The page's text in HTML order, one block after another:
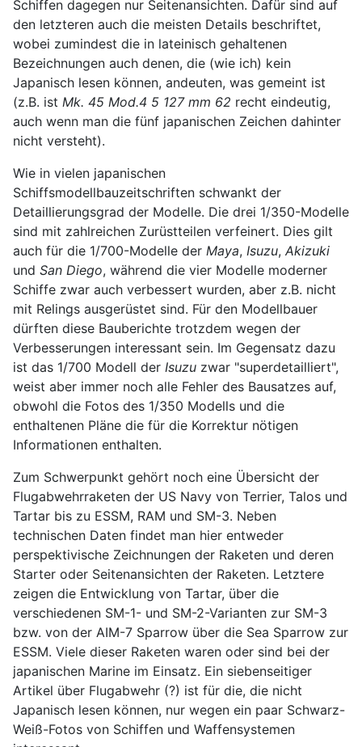
Schiffen dagegen nur Seitenansichten. Dafür sind auf
den letzteren auch die meisten Details beschriftet,
wobei zumindest die in lateinisch gehaltenen
Bezeichnungen auch denen, die (wie ich) kein
Japanisch lesen können, andeuten, was gemeint ist
(z.B. ist Mk. 45 Mod.4 5 127 mm 62 recht eindeutig,
auch wenn man die fünf japanischen Zeichen dahinter
nicht versteht).
Wie in vielen japanischen
Schiffsmodellbauzeitschriften schwankt der
Detaillierungsgrad der Modelle. Die drei 1/350-Modelle
sind mit zahlreichen Zurüstteilen verfeinert. Dies gilt
auch für die 1/700-Modelle der Maya, Isuzu, Akizuki
und San Diego, während die vier Modelle moderner
Schiffe zwar auch verbessert wurden, aber z.B. nicht
mit Relings ausgerüstet sind. Für den Modellbauer
dürften diese Bauberichte trotzdem wegen der
Verbesserungen interessant sein. Im Gegensatz dazu
ist das 1/700 Modell der Isuzu zwar "superdetailliert",
weist aber immer noch alle Fehler des Bausatzes auf,
obwohl die Fotos des 1/350 Modells und die
enthaltenen Pläne die für die Korrektur nötigen
Informationen enthalten.
Zum Schwerpunkt gehört noch eine Übersicht der
Flugabwehrraketen der US Navy von Terrier, Talos und
Tartar bis zu ESSM, RAM und SM-3. Neben
technischen Daten findet man hier entweder
perspektivische Zeichnungen der Raketen und deren
Starter oder Seitenansichten der Raketen. Letztere
zeigen die Entwicklung von Tartar, über die
verschiedenen SM-1- und SM-2-Varianten zur SM-3
bzw. von der AIM-7 Sparrow über die Sea Sparrow zur
ESSM. Viele dieser Raketen waren oder sind bei der
japanischen Marine im Einsatz. Ein siebenseitiger
Artikel über Flugabwehr (?) ist für die, die nicht
Japanisch lesen können, nur wegen ein paar Schwarz-
Weiß-Fotos von Schiffen und Waffensystemen